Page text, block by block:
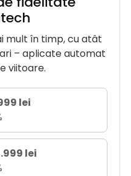
mult în timp, cu atât
– aplicate automat
viitoare.
lei
lei